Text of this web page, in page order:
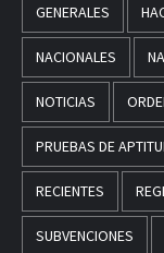
GENERALES
NACIONALES
NOTICIAS
PRUEBAS DE
RECIENTES
SUBVENCIONES